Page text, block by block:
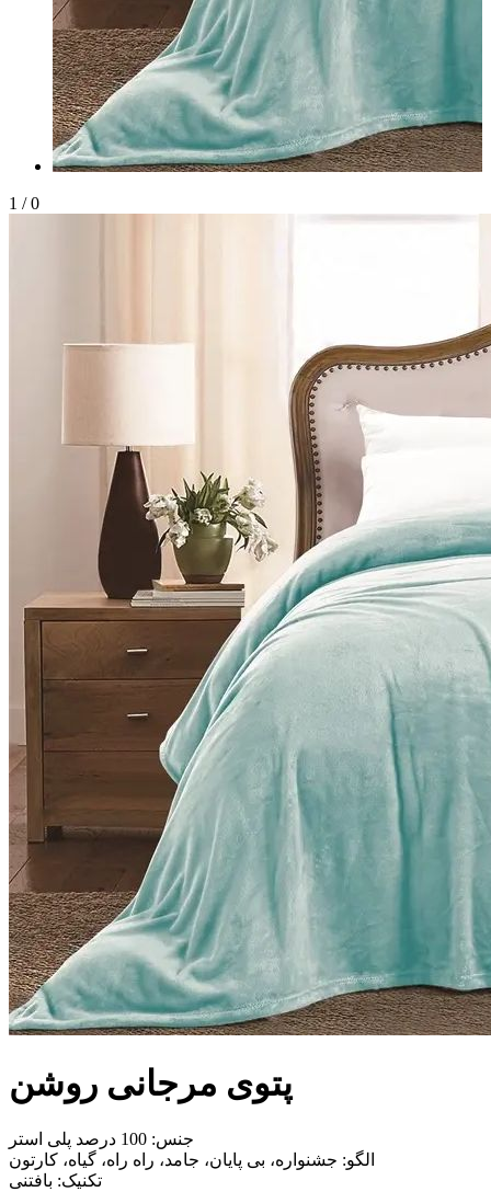
1 / 0
پتوی مرجانی روشن
جنس: 100 درصد پلی استر
الگو: جشنواره، بی پایان، جامد، راه راه، گیاه، کارتون
تکنیک: بافتنی